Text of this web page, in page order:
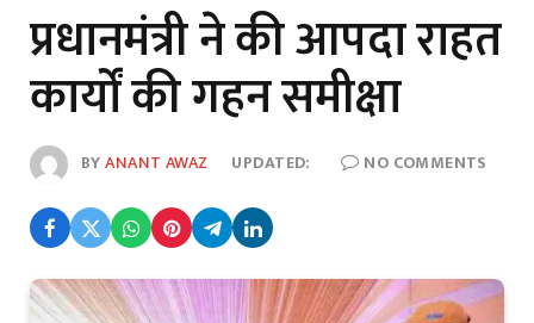
प्रधानमंत्री ने की आपदा राहत
कार्यों की गहन समीक्षा
BYANANT AWAZ UPDATED: NO COMMENTS